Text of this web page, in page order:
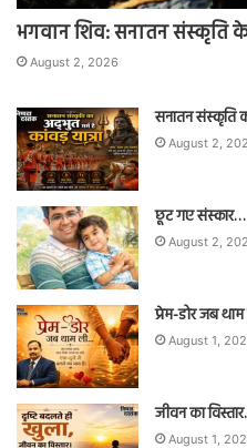
भगवान शिव: सनातन संस्कृति
August 2, 2026
सनातन संस्कृति
August 2,
छूट गए संस्कार…
August 2,
प्रेम-डोर जब
August 1,
जीवन का
August 1,